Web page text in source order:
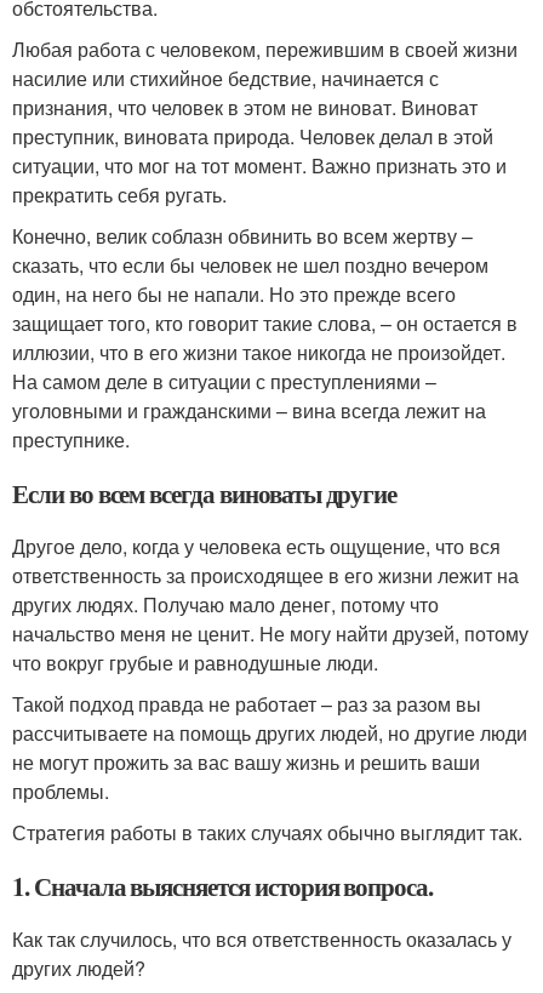
обстоятельства.
Любая работа с человеком, пережившим в своей жизни
насилие или стихийное бедствие, начинается с
признания, что человек в этом не виноват. Виноват
преступник, виновата природа. Человек делал в этой
ситуации, что мог на тот момент. Важно признать это и
прекратить себя ругать.
Конечно, велик соблазн обвинить во всем жертву –
сказать, что если бы человек не шел поздно вечером
один, на него бы не напали. Но это прежде всего
защищает того, кто говорит такие слова, – он остается в
иллюзии, что в его жизни такое никогда не произойдет.
На самом деле в ситуации с преступлениями –
уголовными и гражданскими – вина всегда лежит на
преступнике.
Если во всем всегда виноваты другие
Другое дело, когда у человека есть ощущение, что вся
ответственность за происходящее в его жизни лежит на
других людях. Получаю мало денег, потому что
начальство меня не ценит. Не могу найти друзей, потому
что вокруг грубые и равнодушные люди.
Такой подход правда не работает – раз за разом вы
рассчитываете на помощь других людей, но другие люди
не могут прожить за вас вашу жизнь и решить ваши
проблемы.
Стратегия работы в таких случаях обычно выглядит так.
1. Сначала выясняется история вопроса.
Как так случилось, что вся ответственность оказалась у
других людей?